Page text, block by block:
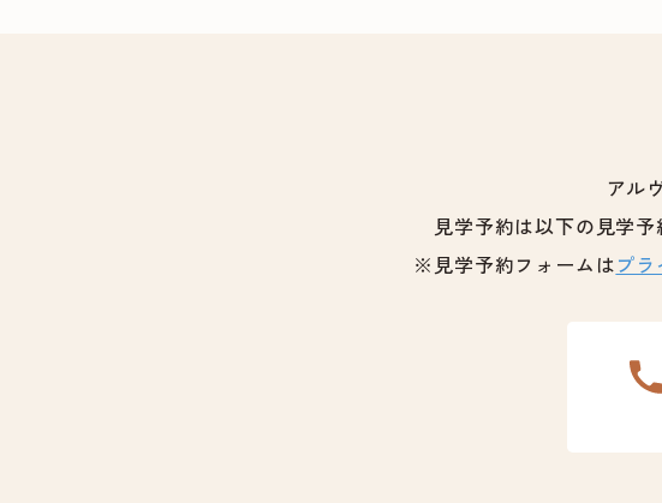
アル
見学予約は以下の見学
※見学予約フォームはプ